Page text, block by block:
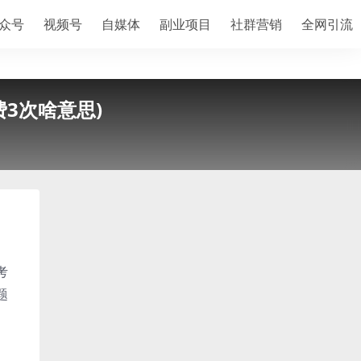
号 视频号 自媒体 副业项目 社群营销 全网引流
3次啥意思)